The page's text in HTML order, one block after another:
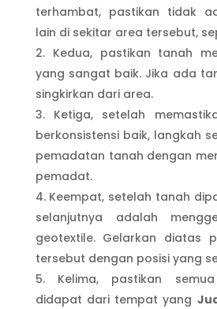
terhambat, pastikan tidak
lain di sekitar area tersebut,
Kedua, pastikan tanah
yang sangat baik. Jika ada
singkirkan dari area.
Ketiga, setelah
berkonsistensi baik, langkah
pemadatan tanah dengan
pemadat.
Keempat, setelah tanah
selanjutnya adalah
geotextile. Gelarkan diatas
tersebut dengan posisi yang
Kelima, pastikan
didapat dari tempat yang